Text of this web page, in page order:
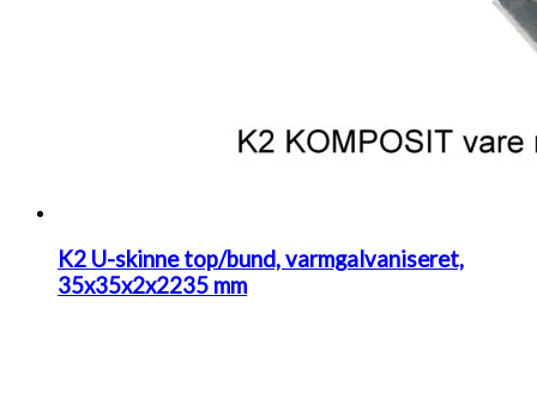
K2 U-skinne top/bund, varmgalvaniseret,
35x35x2x2235 mm